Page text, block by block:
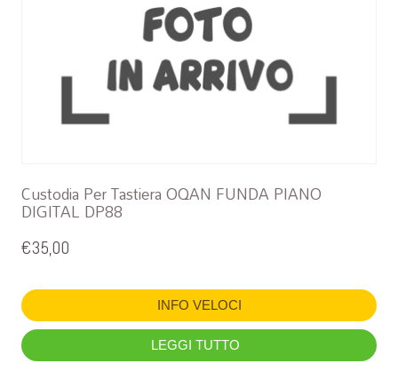
Custodia Per Tastiera OQAN FUNDA PIANO
DIGITAL DP88
€35,00
INFO VELOCI
LEGGI TUTTO